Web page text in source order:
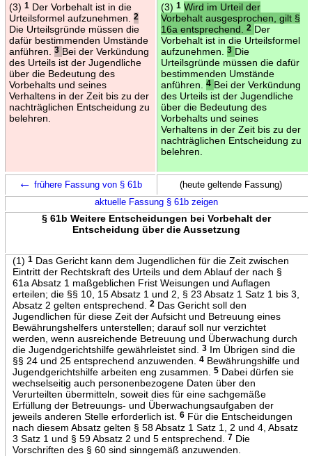
(3) 1Der Vorbehalt ist in die
Urteilsformel aufzunehmen.
2
Die Urteilsgründe müssen die
dafür bestimmenden Umstände
anführen.
3 Bei der Verkündung
des Urteils ist der Jugendliche
über die Bedeutung des
Vorbehalts und seines
Verhaltens in der Zeit bis zu der
nachträglichen Entscheidung zu
belehren.
(3) 1 Wird im Urteil der
Vorbehalt ausgesprochen, gilt §
16a entsprechend.
2 Der
Vorbehalt ist in die Urteilsformel
aufzunehmen.
3 Die
Urteilsgründe müssen die dafür
bestimmenden Umstände
anführen.
4 Bei der Verkündung
des Urteils ist der Jugendliche
über die Bedeutung des
Vorbehalts und seines
Verhaltens in der Zeit bis zu der
nachträglichen Entscheidung zu
belehren.
← frühere Fassung von § 61b
(heute geltende Fassung)
aktuelle Fassung § 61b zeigen
§ 61b Weitere Entscheidungen bei Vorbehalt der
Entscheidung über die Aussetzung
(1) 1Das Gericht kann dem Jugendlichen für die Zeit zwischen
Eintritt der Rechtskraft des Urteils und dem Ablauf der nach §
61a Absatz 1 maßgeblichen Frist Weisungen und Auflagen
erteilen; die §§ 10, 15 Absatz 1 und 2, § 23 Absatz 1 Satz 1 bis 3,
Absatz 2 gelten entsprechend.
2Das Gericht soll den
Jugendlichen für diese Zeit der Aufsicht und Betreuung eines
Bewährungshelfers unterstellen; darauf soll nur verzichtet
werden, wenn ausreichende Betreuung und Überwachung durch
die Jugendgerichtshilfe gewährleistet sind.
3Im Übrigen sind die
§§ 24 und 25 entsprechend anzuwenden.
4Bewährungshilfe und
Jugendgerichtshilfe arbeiten eng zusammen.
5Dabei dürfen sie
wechselseitig auch personenbezogene Daten über den
Verurteilten übermitteln, soweit dies für eine sachgemäße
Erfüllung der Betreuungs- und Überwachungsaufgaben der
jeweils anderen Stelle erforderlich ist.
6Für die Entscheidungen
nach diesem Absatz gelten § 58 Absatz 1 Satz 1, 2 und 4, Absatz
3 Satz 1 und § 59 Absatz 2 und 5 entsprechend.
7Die
Vorschriften des § 60 sind sinngemäß anzuwenden.